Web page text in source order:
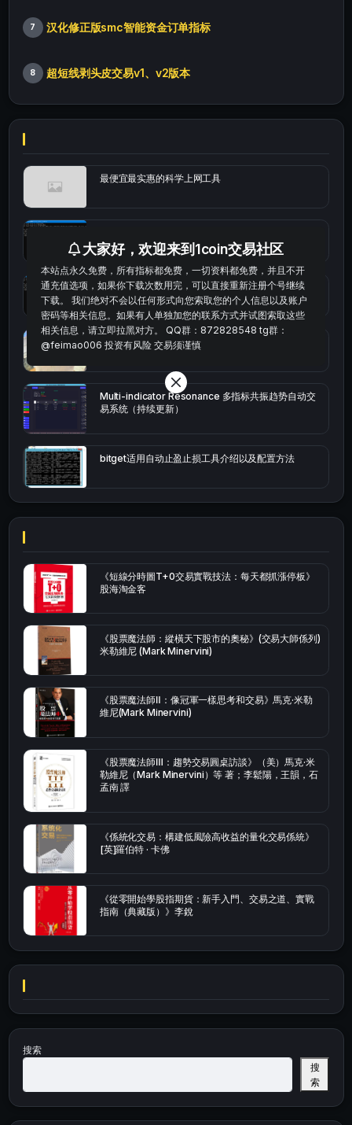
7 汉化修正版smc智能资金订单指标
8 超短线剥头皮交易v1、v2版本
最便宜最实惠的科学上网工具
okx的短线量化的免费版本
bybit安卓端
Multi-indicator Resonance 多指标共振趋势自动交
易系统（持续更新）
bitget适用自动止盈止损工具介绍以及配置方法
《短線分時圖T+0交易實戰技法：每天都抓漲停板》
股海淘金客
《股票魔法師：縱橫天下股市的奧秘》(交易大師係列)
米勒維尼 (Mark Minervini)
《股票魔法師Ⅱ：像冠軍一樣思考和交易》馬克·米勒
維尼(Mark Minervini)
《股票魔法師Ⅲ：趨勢交易圓桌訪談》（美）馬克·米
勒維尼（Mark Minervini）等 著；李鬆陽，王韻，石
孟南 譯
《係統化交易：構建低風險高收益的量化交易係統》
[英]羅伯特 · 卡佛
《從零開始學股指期貨：新手入門、交易之道、實戰
指南（典藏版）》李銳
搜索
搜
索
大家好，欢迎来到1coin交易社区
本站点永久免费，所有指标都免费，一切资料都免费，并且不开
通充值选项，如果你下载次数用完，可以直接重新注册个号继续
下载。 我们绝对不会以任何形式向您索取您的个人信息以及账户
密码等相关信息。如果有人单独加您的联系方式并试图索取这些
相关信息，请立即拉黑对方。 QQ群：872828548 tg群：
@feimao006 投资有风险 交易须谨慎